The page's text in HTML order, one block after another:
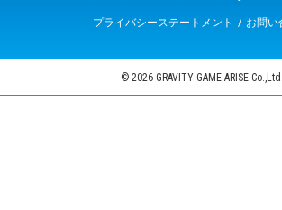
プライバシーステートメント お問い
© 2026 GRAVITY GAME ARISE Co.,Ltd.